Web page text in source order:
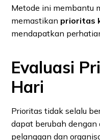
Metode ini membantu
memastikan prioritas
mendapatkan
Evaluasi
Hari
Prioritas tidak selalu
dapat berubah
pelanggan dan